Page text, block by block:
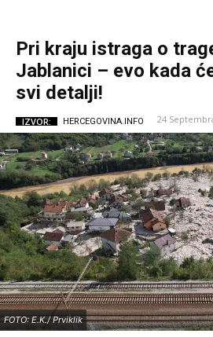
Pri kraju istraga o
Jablanici – evo kada
svi detalji!
IZVOR: HERCEGOVINA.INFO 24
FOTO: E.K./ Prviklik